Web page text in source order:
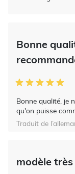
Bonne
Bonne qualité, je
qu'on puisse
Traduit de
modèle